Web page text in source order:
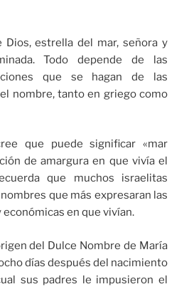
Dios, estrella del mar, señora y
Todo depende de las
que se hagan de las
nombre, tanto en griego como
que puede significar «mar
de amargura en que vivía el
que muchos israelitas
que más expresaran las
en que vivían.
del Dulce Nombre de María
días después del nacimiento
sus padres le impusieron el